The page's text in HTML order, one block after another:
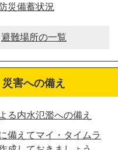
災備蓄状況
避難場所の一覧
災害への備え
る内水氾濫への備え
備えてマイ・タイムラ